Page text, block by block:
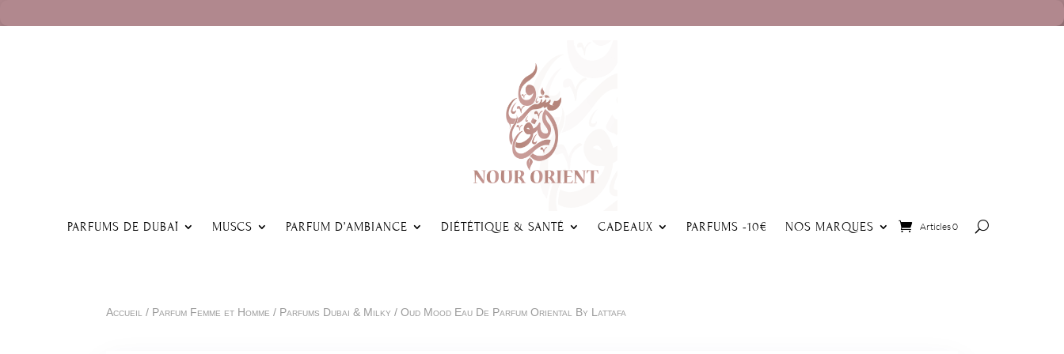
PARFUMS DE DUBAÏ MUSCS PARFUM D’AMBIANCE DIÉTÉTIQUE & SANTÉ CADEAUX PARFUMS -10€ NOS MARQUES Articles 0
Accueil / Parfum Femme et Homme / Parfums Dubai & Milky / Oud Mood Eau De Parfum Oriental By Lattafa